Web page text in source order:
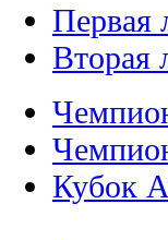
Первая
Вторая
Кубок